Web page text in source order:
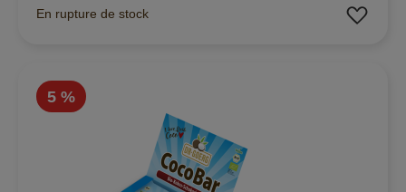
En rupture de stock
5 %